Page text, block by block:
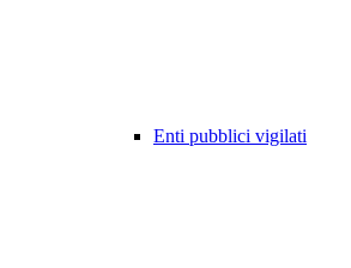
Enti pubblici vigilati